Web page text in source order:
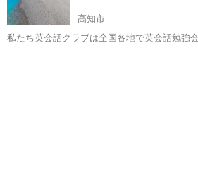
高知市
私たち英会話クラブは全国各地で英会話勉強